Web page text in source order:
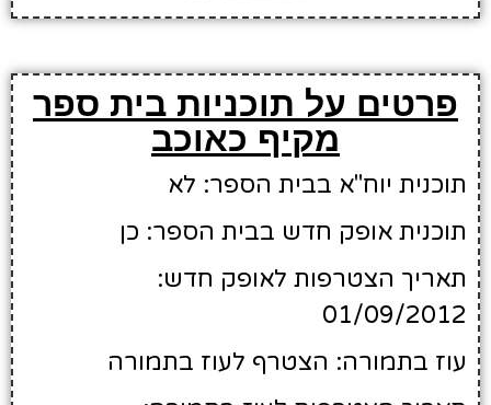
פרטים על תוכניות בית ספר
מקיף כאוכב
תוכנית יוח"א בבית הספר: לא
תוכנית אופק חדש בבית הספר: כן
תאריך הצטרפות לאופק חדש:
01/09/2012
עוז בתמורה: הצטרף לעוז בתמורה